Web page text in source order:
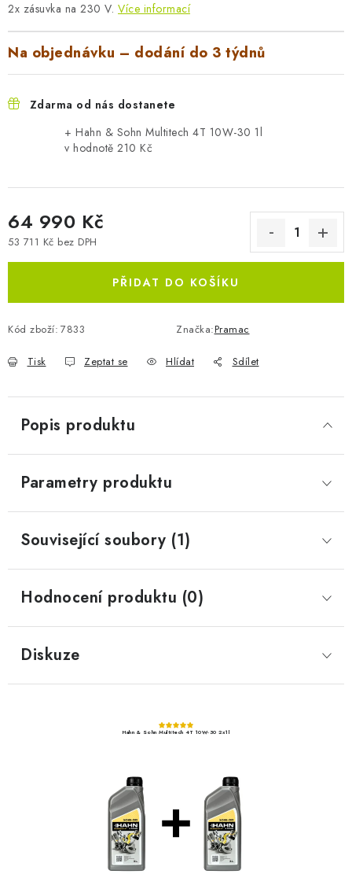
2x zásuvka na 230 V. Více informací
Na objednávku – dodání do 3 týdnů
Zdarma od nás dostanete
+ Hahn & Sohn Multitech 4T 10W-30 1l
v hodnotě 210 Kč
64 990 Kč
53 711 Kč bez DPH
PŘIDAT DO KOŠÍKU
Kód zboží: 7833 Značka:Pramac
Tisk Zeptat se Hlídat Sdílet
Popis produktu
Parametry produktu
Související soubory (1)
Hodnocení produktu (0)
Diskuze